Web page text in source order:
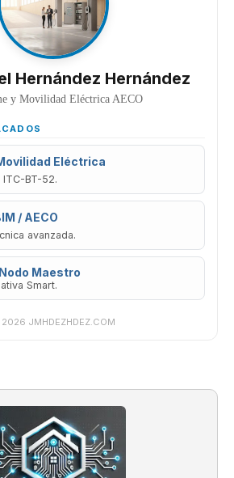
Hernández Hernández
y Movilidad Eléctrica AECO
Eléctrica
ITC-BT-52.
/ AECO
avanzada.
Maestro
Smart.
JMHDEZHDEZ.COM